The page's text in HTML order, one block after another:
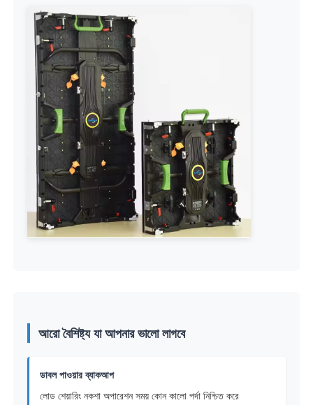
আরো বৈশিষ্ট্য যা আপনার ভালো লাগবে
ডাবল পাওয়ার ব্যাকআপ
লোড শেয়ারিং নকশা অপারেশন সময় কোন কালো পর্দা নিশ্চিত করে